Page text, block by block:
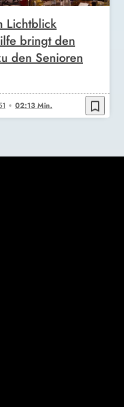
Lichtblick
bringt den
den Senioren
02:13 Min. bookmark_border